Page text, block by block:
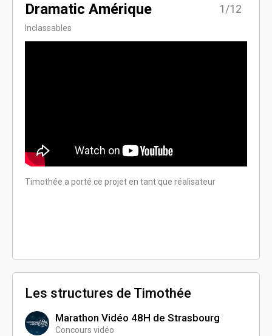
Dramatic Amérique
Inclassables
1/12
Timothée a porté ce projet en tant que réalisateur
Les structures de Timothée
Marathon Vidéo 48H de Strasbourg
Concours vidéo